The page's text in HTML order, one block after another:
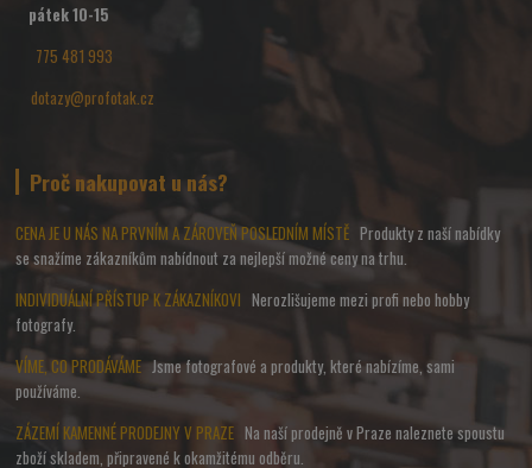
pátek 10-15
775 481 993
dotazy@profotak.cz
Proč nakupovat u nás?
CENA JE U NÁS NA PRVNÍM A ZÁROVEŇ POSLEDNÍM MÍSTĚ Produkty z naší nabídky
se snažíme zákazníkům nabídnout za nejlepší možné ceny na trhu.
INDIVIDUÁLNÍ PŘÍSTUP K ZÁKAZNÍKOVINerozlišujeme mezi profi nebo hobby
fotografy.
VÍME, CO PRODÁVÁMEJsme fotografové a produkty, které nabízíme, sami
používáme.
ZÁZEMÍ KAMENNÉ PRODEJNY V PRAZENa naší prodejně v Praze naleznete spoustu
zboží skladem, připravené k okamžitému odběru.